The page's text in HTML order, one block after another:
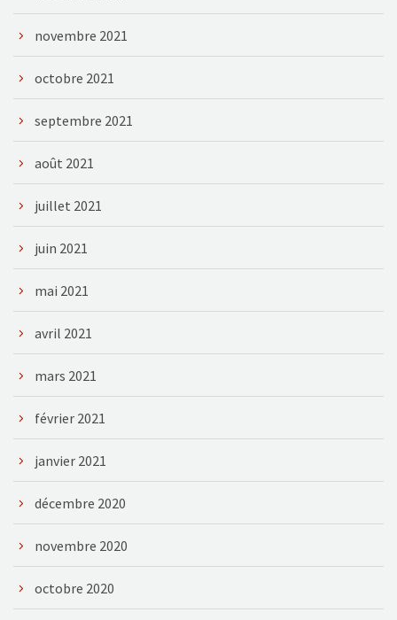
novembre 2021
octobre 2021
septembre 2021
août 2021
juillet 2021
juin 2021
mai 2021
avril 2021
mars 2021
février 2021
janvier 2021
décembre 2020
novembre 2020
octobre 2020